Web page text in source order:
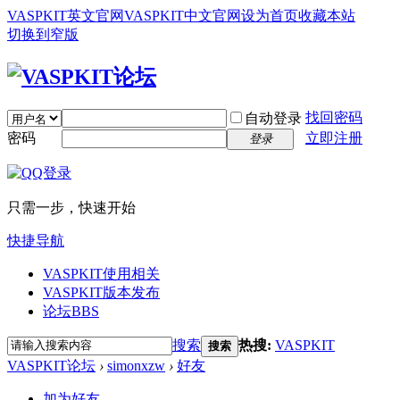
VASPKIT英文官网VASPKIT中文官网设为首页收藏本站
切换到窄版
自动登录 找回密码
密码
登录 立即注册
只需一步，快速开始
快捷导航
VASPKIT使用相关
VASPKIT版本发布
论坛BBS
搜索 搜索 热搜: VASPKIT
VASPKIT论坛 › simonxzw › 好友